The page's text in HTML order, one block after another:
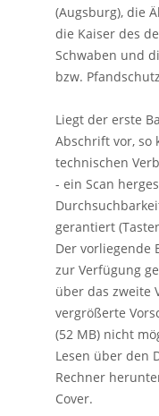
(Augsburg), die
die Kaiser des
Schwaben und
bzw.
Liegt der erste
Abschrift vor, so
technischen
- ein Scan
gerantiert
Der vorliegende
zur Verfügung
über das zweite
vergrößerte
(52 MB) nicht
Lesen über den
Rechner
Cover.